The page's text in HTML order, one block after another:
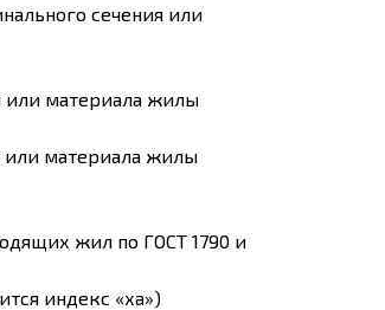
сечения или
или материала жилы
или материала жилы
жил по ГОСТ 1790 и
индекс «ха»)